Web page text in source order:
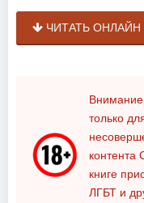
ЧИТАТЬ ОНЛАЙН
только
контента
книге
ЛГБТ и